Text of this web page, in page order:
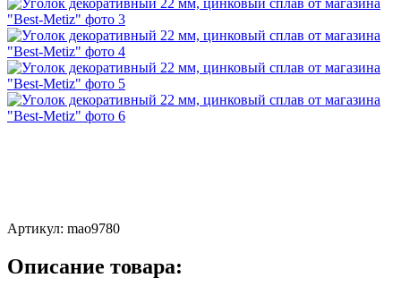
Артикул: mao9780
Описание товара: